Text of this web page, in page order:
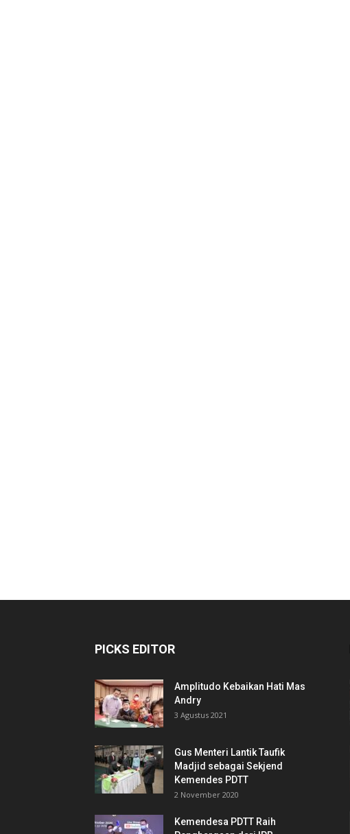
PICKS EDITOR
Amplitudo Kebaikan Hati Mas
Andry
3 Agustus 2021
Gus Menteri Lantik Taufik
Madjid sebagai Sekjend
Kemendes PDTT
2 November 2020
Kemendesa PDTT Raih